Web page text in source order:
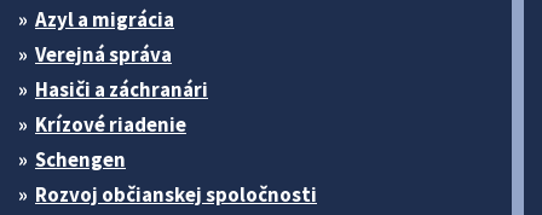
Azyl a migrácia
Verejná správa
Hasiči a záchranári
Krízové riadenie
Schengen
Rozvoj občianskej spoločnosti